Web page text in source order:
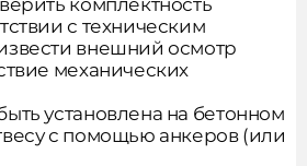
с техническим
внешний осмотр
механических
установлена на бетонном
с помощью анкеров (или